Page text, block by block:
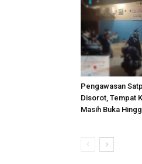
Pengawasan
Disorot, Tempat
Masih Buka